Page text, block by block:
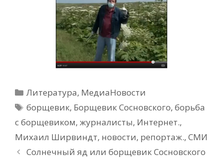
Рубрики
Литература, МедиаНовости
Метки
борщевик, Борщевик Сосновского,борьба
с борщевиком, журналисты, Интернет.,
Михаил Ширвиндт, новости, репортаж., СМИ
Солнечный яд или борщевик Сосновского